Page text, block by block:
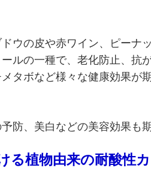
ウの皮や赤ワイン、ピーナ
ルの一種で、老化防止、抗
タボなど様々な健康効果が
防、美白などの美容効果も
る植物由来の耐酸性